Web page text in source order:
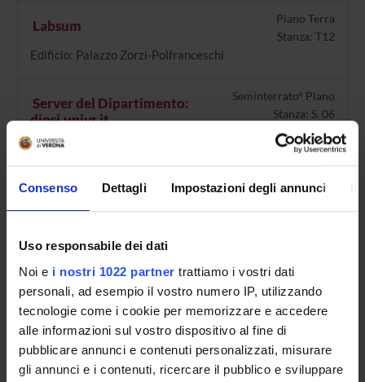
Consenso Dettagli Impostazioni degli annunci
Uso responsabile dei dati
Noi e i nostri 1022 partner trattiamo i vostri dati
personali, ad esempio il vostro numero IP, utilizzando
tecnologie come i cookie per memorizzare e accedere
alle informazioni sul vostro dispositivo al fine di
pubblicare annunci e contenuti personalizzati, misurare
gli annunci e i contenuti, ricercare il pubblico e sviluppare
Labsum
Piano Terra
Stanza: T12
Edificio: Palazzo Zorzi-Polfranceschi
Server del Dipartimento:
dipsi.univr.it
Seminterrato° Piano
Stanza: S. 06
Edificio: Palazzo di Lettere
Stanza S.02 - Experimental
Phenomenology of Perception
Seminterrato° Piano
Edificio: Palazzo di Lettere
ORGANIZZAZIONE